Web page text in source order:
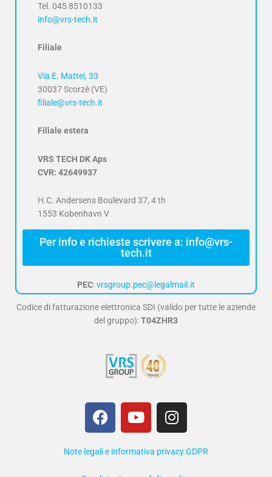
Tel. 045 8510133
info@vrs-tech.it
Filiale
Via E. Mattei, 33
30037 Scorzè (VE)
filiale@vrs-tech.it
Filiale estera
VRS TECH DK Aps
CVR: 42649937
H.C. Andersens Boulevard 37, 4 th
1553 Kobenhavn V
Per info e richieste scrivere a: info@vrs-
tech.it
PEC:vrsgroup.pec@legalmail.it
Codice di fatturazione elettronica SDI (valido per tutte le aziende
del gruppo):T04ZHR3
F
a
e
Y
o
t
I
n
t
Note legali e informativa privacy GDPR